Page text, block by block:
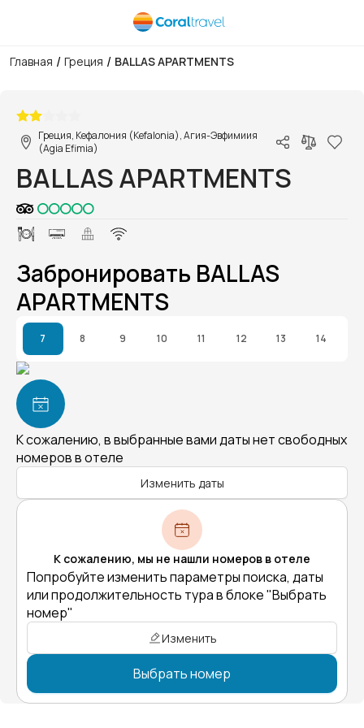
Главная / Греция / BALLAS APARTMENTS
Греция, Кефалония (Kefalonia), Агия-Эвфимиия
(Agia Efimia)
BALLAS APARTMENTS
Забронировать BALLAS
APARTMENTS
7 8 9 10 11 12 13 14
К сожалению, в выбранные вами даты нет свободных
номеров в отеле
Изменить даты
К сожалению, мы не нашли номеров в отеле
Попробуйте изменить параметры поиска, даты
или продолжительность тура в блоке "Выбрать
номер"
Изменить
Выбрать номер